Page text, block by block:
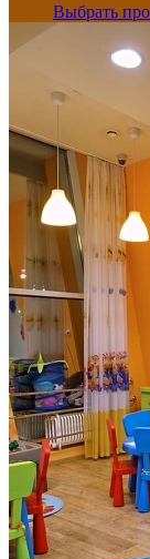
Выбрать